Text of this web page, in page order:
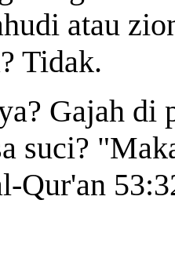
atau
Tidak.
Gajah di
suci?
Qur'an